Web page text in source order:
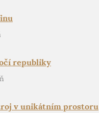
republiky
v unikátním prostoru